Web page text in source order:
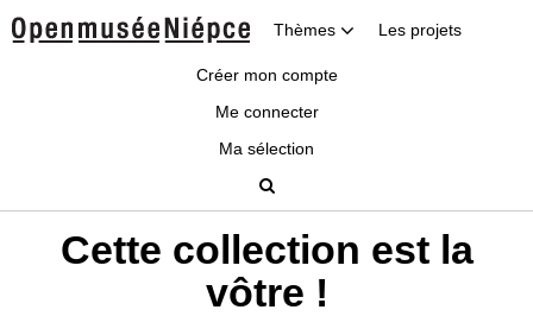
Thèmes Les projets
Créer mon compte
Me connecter
Ma sélection
Cette collection est la
vôtre !